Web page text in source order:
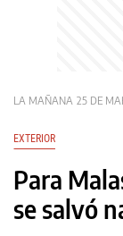
LA MAÑANA 25 DE
EXTERIOR
Para
se salvó